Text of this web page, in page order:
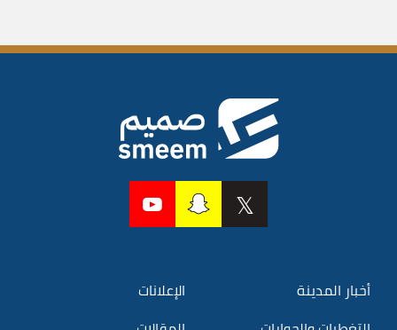
أخبار المدينة
الإعلانات